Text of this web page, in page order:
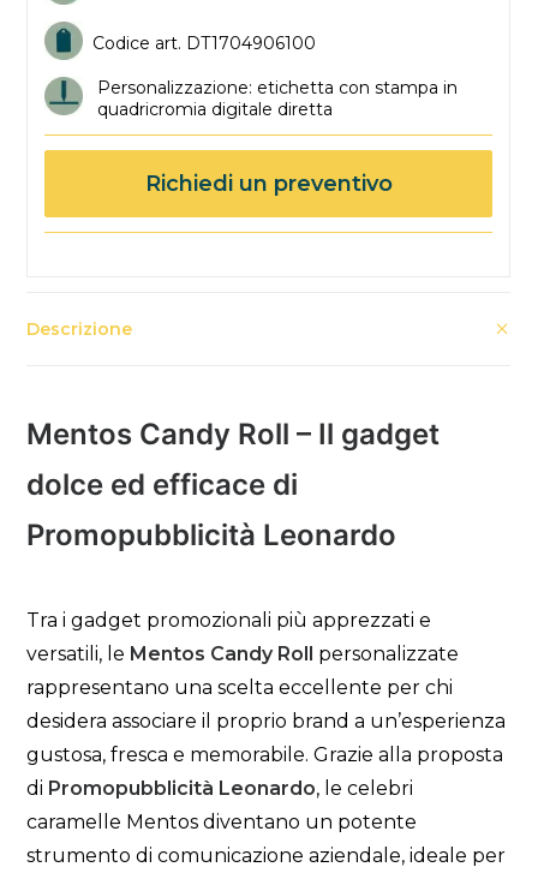
Codice art. DT1704906100
Personalizzazione: etichetta con stampa in
quadricromia digitale diretta
Richiedi un preventivo
Descrizione
Mentos Candy Roll – Il gadget
dolce ed efficace di
Promopubblicità Leonardo
Tra i gadget promozionali più apprezzati e
versatili, le Mentos Candy Roll personalizzate
rappresentano una scelta eccellente per chi
desidera associare il proprio brand a un’esperienza
gustosa, fresca e memorabile. Grazie alla proposta
di Promopubblicità Leonardo, le celebri
caramelle Mentos diventano un potente
strumento di comunicazione aziendale, ideale per